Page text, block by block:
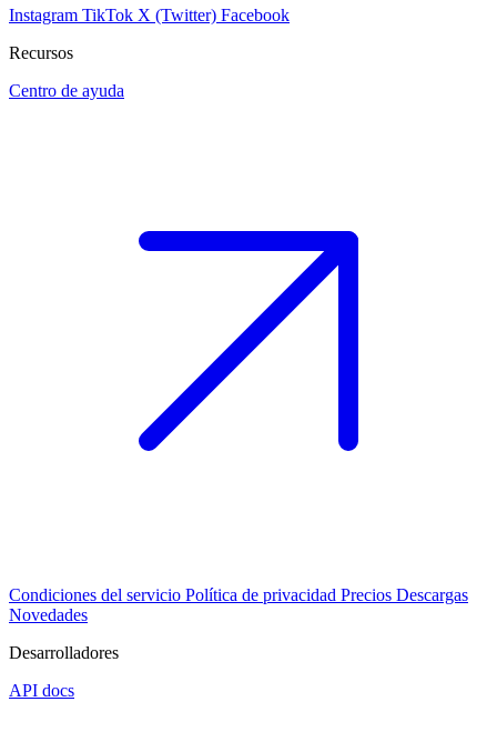
Instagram TikTok X (Twitter) Facebook
Recursos
Centro de ayuda
Condiciones del servicio Política de privacidad Precios Descargas
Novedades
Desarrolladores
API docs